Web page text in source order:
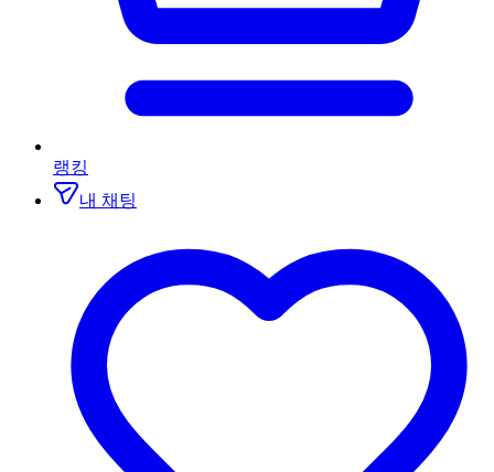
랭킹
내 채팅